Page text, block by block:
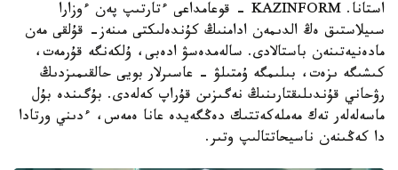
استانا. KAZINFORM - قوعامداعى ءتارتىپ پەن ءوزارا
سىيلاستىق ەڭ الدىمەن ادامنىڭ كۇندەلىكتى مىنەز- قۇلقى مەن
مادەنيەتىنەن باستالادى. سالەمدەسۋ ادەبى، ۇلكەنگە قۇرمەت،
كىشىگە ىزەت، بىلىمگە ۇمتىلۋ - عاسىرلار بويى حالقىمىزدىڭ
رۋحاني قۇندىلىقتارىنىڭ نەگىزىن قۇراپ كەلەدى. بۇگىندە بۇل
ماسەلەلەر تەك مەملەكەتتىك دەڭگەيدە عانا ەمەس، ءدىني ورتادا
دا كەڭىنەن ناسيحاتتالىپ وتىر.